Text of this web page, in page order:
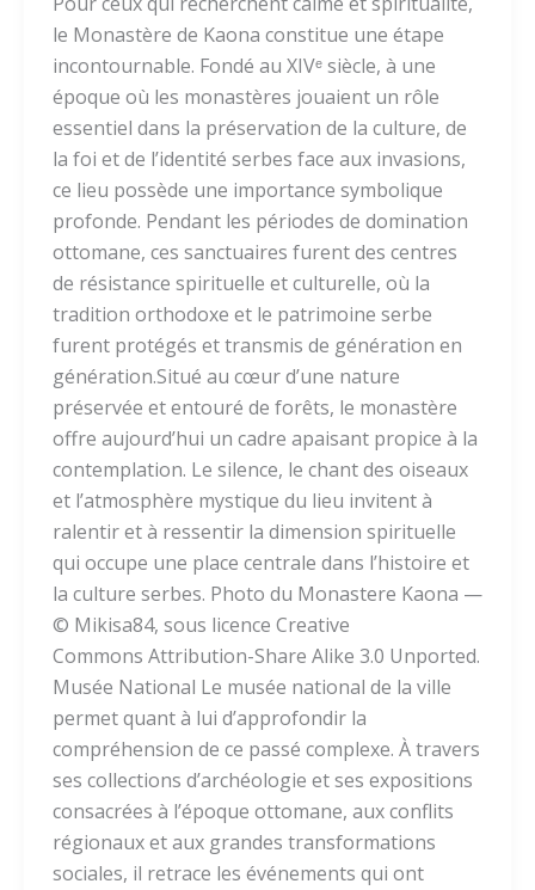
le Monastère de Kaona constitue une étape
incontournable. Fondé au XIVᵉ siècle, à une
époque où les monastères jouaient un rôle
essentiel dans la préservation de la culture, de
la foi et de l’identité serbes face aux invasions,
ce lieu possède une importance symbolique
profonde. Pendant les périodes de domination
ottomane, ces sanctuaires furent des centres
de résistance spirituelle et culturelle, où la
tradition orthodoxe et le patrimoine serbe
furent protégés et transmis de génération en
génération.Situé au cœur d’une nature
préservée et entouré de forêts, le monastère
offre aujourd’hui un cadre apaisant propice à la
contemplation. Le silence, le chant des oiseaux
et l’atmosphère mystique du lieu invitent à
ralentir et à ressentir la dimension spirituelle
qui occupe une place centrale dans l’histoire et
la culture serbes. Photo du Monastere Kaona —
© Mikisa84, sous licence Creative
Commons Attribution-Share Alike 3.0 Unported.
Musée National Le musée national de la ville
permet quant à lui d’approfondir la
compréhension de ce passé complexe. À travers
ses collections d’archéologie et ses expositions
consacrées à l’époque ottomane, aux conflits
régionaux et aux grandes transformations
sociales, il retrace les événements qui ont